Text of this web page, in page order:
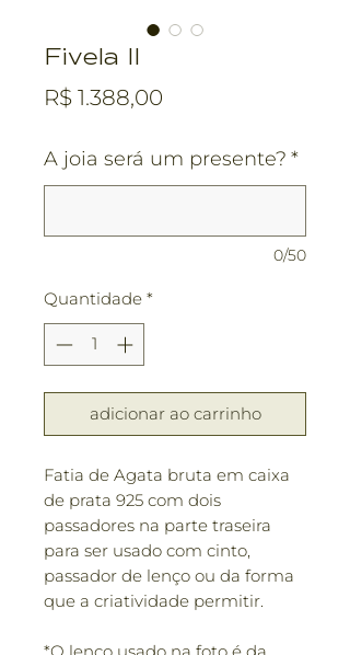
Fivela II
R$ 1.388,00
A joia será um presente? *
0/50
Quantidade *
adicionar ao carrinho
Fatia de Agata bruta em caixa
de prata 925 com dois
passadores na parte traseira
para ser usado com cinto,
passador de lenço ou da forma
que a criatividade permitir.
*O lenço usado na foto é da